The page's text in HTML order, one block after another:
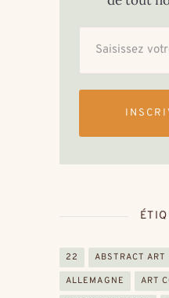
22 ABSTRACT ART
ALLEMAGNE ART